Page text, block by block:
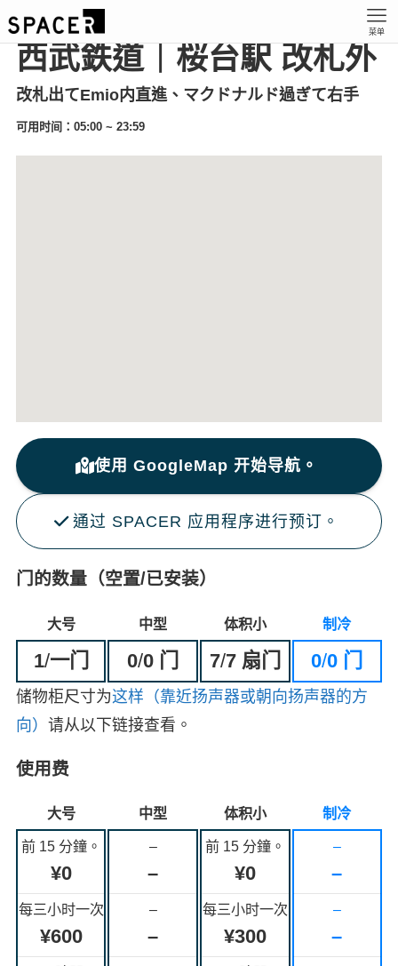
菜单
西武鉄道｜桜台駅 改札外
改札出てEmio内直進、マクドナルド過ぎて右手
可用时间：05:00 ~ 23:59
使用 GoogleMap 开始导航。
通过 SPACER 应用程序进行预订。
门的数量（空置/已安装）
大号 中型 体积小 制冷
1/一门 0/0 门 7/7 扇门 0/0 门
储物柜尺寸为这样（靠近扬声器或朝向扬声器的方
向） 请从以下链接查看。
使用费
大号 中型 体积小 制冷
前 15 分鐘。
¥0
每三小时一次
¥600
–
–
–
–
前 15 分鐘。
¥0
每三小时一次
¥300
–
–
–
–